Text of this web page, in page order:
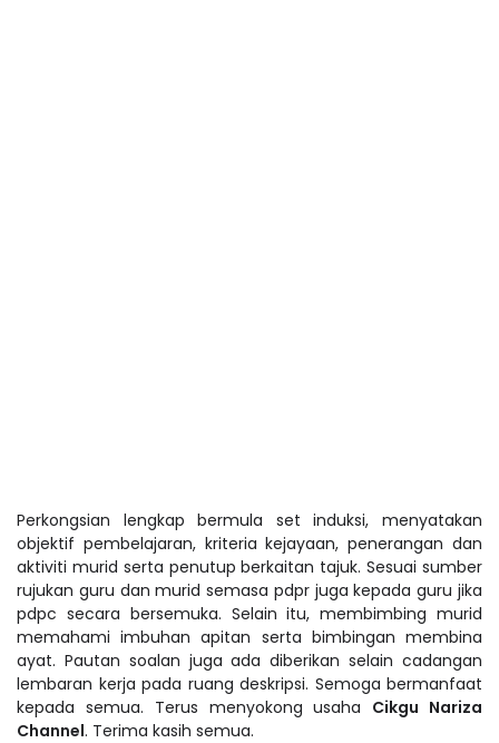
Perkongsian lengkap bermula set induksi, menyatakan
objektif pembelajaran, kriteria kejayaan, penerangan dan
aktiviti murid serta penutup berkaitan tajuk. Sesuai sumber
rujukan guru dan murid semasa pdpr juga kepada guru jika
pdpc secara bersemuka. Selain itu, membimbing murid
memahami imbuhan apitan serta bimbingan membina
ayat. Pautan soalan juga ada diberikan selain cadangan
lembaran kerja pada ruang deskripsi. Semoga bermanfaat
kepada semua. Terus menyokong usaha Cikgu Nariza
Channel. Terima kasih semua.